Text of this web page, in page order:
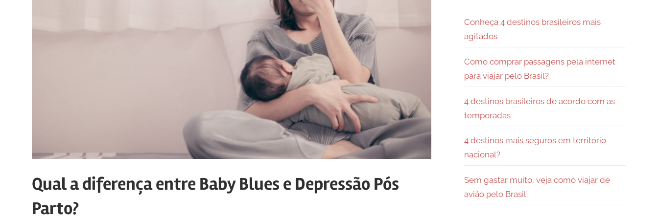
Qual a diferença entre Baby Blues e Depressão Pós
Parto?
Conheça 4 destinos brasileiros mais
agitados
Como comprar passagens pela internet
para viajar pelo Brasil?
4 destinos brasileiros de acordo com as
temporadas
4 destinos mais seguros em território
nacional?
Sem gastar muito, veja como viajar de
avião pelo Brasil.